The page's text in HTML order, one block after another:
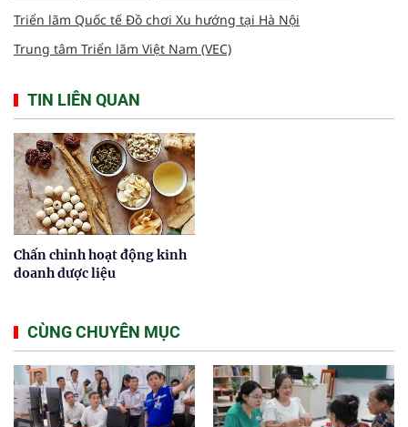
Triển lãm Quốc tế Đồ chơi Xu hướng tại Hà Nội
Trung tâm Triển lãm Việt Nam (VEC)
TIN LIÊN QUAN
Chấn chỉnh hoạt động kinh
doanh dược liệu
CÙNG CHUYÊN MỤC